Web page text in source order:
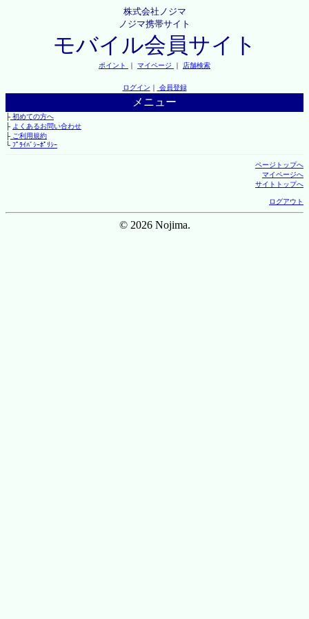
株式会社ノジマ
ノジマ携帯サイト
モバイル会員サイト
ポイント ｜ マイページ ｜ 店舗検索
ログイン ｜ 会員登録
メニュー
├初めての方へ
├ よくあるお問い合わせ
├ご利用規約
└ﾌﾟﾗｲﾊﾞｼｰﾎﾟﾘｼｰ
ページトップへ
マイページへ
サイトトップへ
ログアウト
© 2026 Nojima.